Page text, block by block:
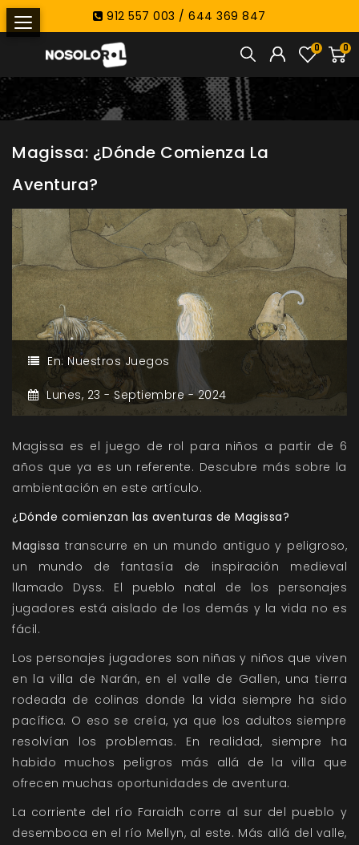
912 557 003 / 644 369 847
0
0
Magissa: ¿Dónde Comienza La
Aventura?
En: Nuestros Juegos
Lunes, 23 -Septiembre -2024
Magissa es el juego de rol para niños a partir de 6
años que ya es un referente. Descubre más sobre la
ambientación en este artículo.
¿Dónde comienzan las aventuras de Magissa?
Magissa transcurre en un mundo antiguo y peligroso,
un mundo de fantasía de inspiración medieval
llamado Dyss. El pueblo natal de los personajes
jugadores está aislado de los demás y la vida no es
fácil.
Los personajes jugadores son niñas y niños que viven
en la villa de Narán, en el valle de Gallen, una tierra
rodeada de colinas donde la vida siempre ha sido
pacífica. O eso se creía, ya que los adultos siempre
resolvían los problemas. En realidad, siempre ha
habido muchos peligros más allá de la villa que
ofrecen muchas oportunidades de aventura.
La corriente del río Faraidh corre al sur del pueblo y
desemboca en el río Mellyn, al este. Más allá del valle,